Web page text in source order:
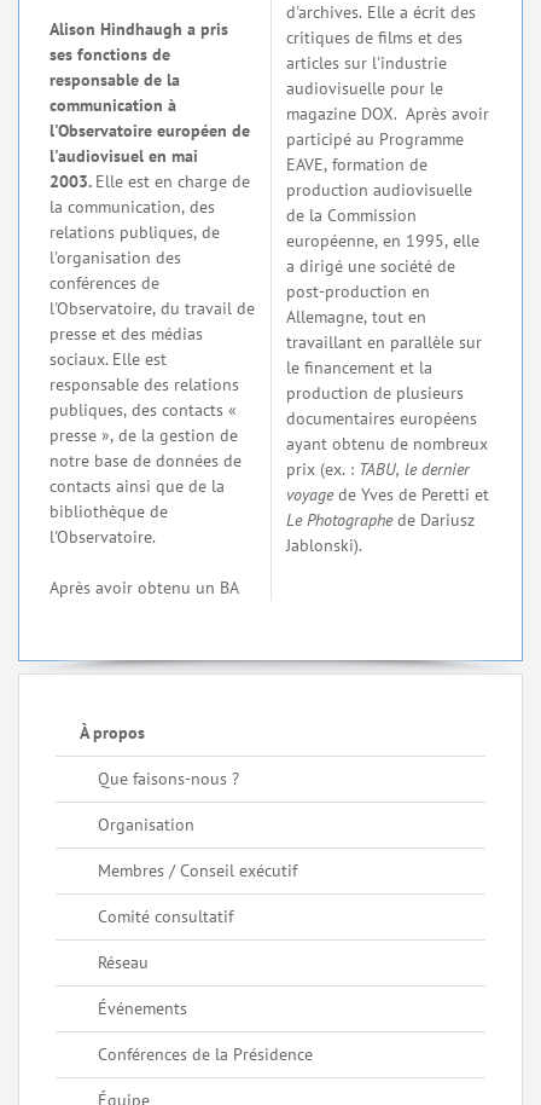
Alison Hindhaugh a pris
ses fonctions de
responsable de la
communication à
l'Observatoire européen de
l'audiovisuel en mai
2003. Elle est en charge de
la communication, des
relations publiques, de
l'organisation des
conférences de
l'Observatoire, du travail de
presse et des médias
sociaux. Elle est
responsable des relations
publiques, des contacts «
presse », de la gestion de
notre base de données de
contacts ainsi que de la
bibliothèque de
l'Observatoire.
Après avoir obtenu un BA
d'archives. Elle a écrit des
critiques de films et des
articles sur l'industrie
audiovisuelle pour le
magazine DOX. Après avoir
participé au Programme
EAVE, formation de
production audiovisuelle
de la Commission
européenne, en 1995, elle
a dirigé une société de
post-production en
Allemagne, tout en
travaillant en parallèle sur
le financement et la
production de plusieurs
documentaires européens
ayant obtenu de nombreux
prix (ex. : TABU, le dernier
voyagede Yves de Peretti et
Le Photographede Dariusz
Jablonski).
À propos
Que faisons-nous ?
Organisation
Membres / Conseil exécutif
Comité consultatif
Réseau
Événements
Conférences de la Présidence
Équipe